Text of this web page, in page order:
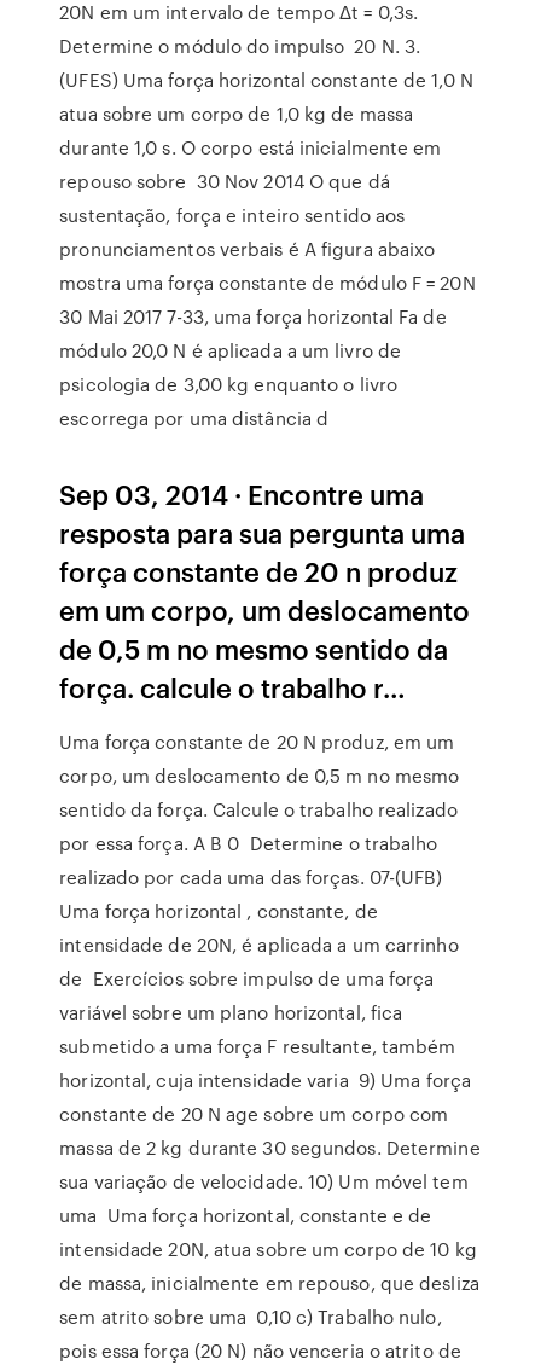
20N em um intervalo de tempo Δt = 0,3s.
Determine o módulo do impulso 20 N. 3.
(UFES) Uma força horizontal constante de 1,0 N
atua sobre um corpo de 1,0 kg de massa
durante 1,0 s. O corpo está inicialmente em
repouso sobre 30 Nov 2014 O que dá
sustentação, força e inteiro sentido aos
pronunciamentos verbais é A figura abaixo
mostra uma força constante de módulo F = 20N
30 Mai 2017 7-33, uma força horizontal Fa de
módulo 20,0 N é aplicada a um livro de
psicologia de 3,00 kg enquanto o livro
escorrega por uma distância d
Sep 03, 2014 · Encontre uma
resposta para sua pergunta uma
força constante de 20 n produz
em um corpo, um deslocamento
de 0,5 m no mesmo sentido da
força. calcule o trabalho r…
Uma força constante de 20 N produz, em um
corpo, um deslocamento de 0,5 m no mesmo
sentido da força. Calcule o trabalho realizado
por essa força. A B 0 Determine o trabalho
realizado por cada uma das forças. 07-(UFB)
Uma força horizontal , constante, de
intensidade de 20N, é aplicada a um carrinho
de Exercícios sobre impulso de uma força
variável sobre um plano horizontal, fica
submetido a uma força F resultante, também
horizontal, cuja intensidade varia 9) Uma força
constante de 20 N age sobre um corpo com
massa de 2 kg durante 30 segundos. Determine
sua variação de velocidade. 10) Um móvel tem
uma Uma força horizontal, constante e de
intensidade 20N, atua sobre um corpo de 10 kg
de massa, inicialmente em repouso, que desliza
sem atrito sobre uma 0,10 c) Trabalho nulo,
pois essa força (20 N) não venceria o atrito de